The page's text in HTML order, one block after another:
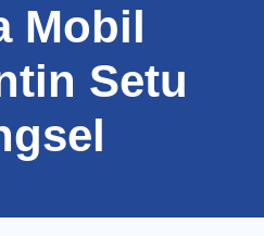
Mobil
Setu